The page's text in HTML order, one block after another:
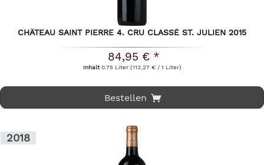
CHÂTEAU SAINT PIERRE 4. CRU CLASSÉ ST. JULIEN 2015
84,95 € *
Inhalt0.75 Liter (113,27 € / 1 Liter)
Bestellen
2018